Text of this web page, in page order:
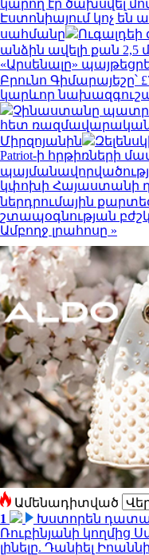
կարող էր ծախսվել
Էստոնիայում կոչ են
սահմանը
անձին ավելի քան 2,5
«Արսենալը»
Բրունո Գիմարայեշը՝
կարևոր
Չինաստանը
հետ ռազմավարական
Միրզոյանին
Patriot-ի հրթիռների
կփոխի Հայաստանի
ներդրումային
շտապօգնության
Ամբողջ լրահոսը »
Ամենադիտված
1
Խստորեն
Ռուբինյանի կողմից
լինելը. Դանիել